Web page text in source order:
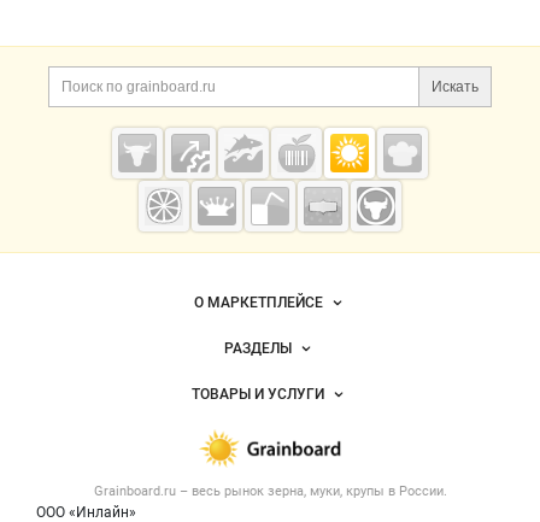
Дополнительная информация
Поиск по сайту и
Искать
Cсылки на полезные проекты
Grainboard.ru
— зерно и
мука
Важные разделы и контакты
Grainboard.ru – весь рынок зерна, муки, крупы в России.
ООО «Инлайн»
Навигация по сайтуО МАРКЕТПЛЕЙСЕ
Новости Grainboard.ru
Размещение рекламы
Публичная оферта
Контактная информация
Политика обработки персональных данных
РАЗДЕЛЫ
Объявления
Новости рынка
ТОВАРЫ И УСЛУГИ
Крупы
Мука